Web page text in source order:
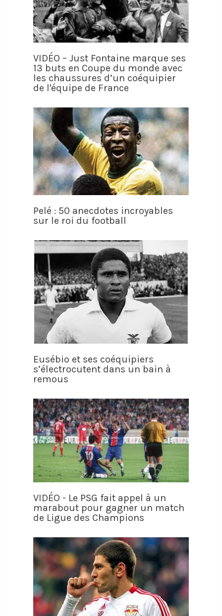
VIDÉO – Just Fontaine marque ses
13 buts en Coupe du monde avec
les chaussures d’un coéquipier
de l'équipe de France
Pelé : 50 anecdotes incroyables
sur le roi du football
Eusébio et ses coéquipiers
s’électrocutent dans un bain à
remous
VIDÉO - Le PSG fait appel à un
marabout pour gagner un match
de Ligue des Champions